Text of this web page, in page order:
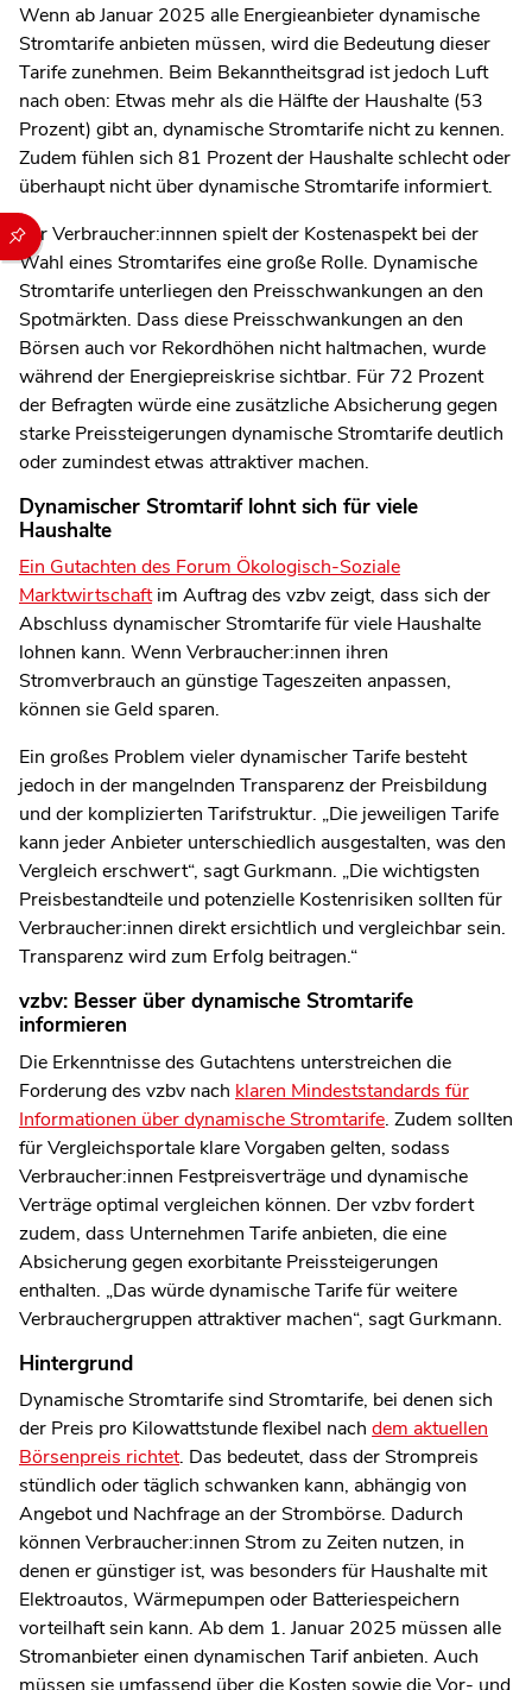
Durch die folgenden Buttons können Sie direkt auf einen
Wenn ab Januar 2025 alle Energieanbieter dynamische
Stromtarife anbieten müssen, wird die Bedeutung dieser
Tarife zunehmen. Beim Bekanntheitsgrad ist jedoch Luft
nach oben: Etwas mehr als die Hälfte der Haushalte (53
Prozent) gibt an, dynamische Stromtarife nicht zu kennen.
Zudem fühlen sich 81 Prozent der Haushalte schlecht oder
überhaupt nicht über dynamische Stromtarife informiert.
Für Verbraucher:innnen spielt der Kostenaspekt bei der
Wahl eines Stromtarifes eine große Rolle. Dynamische
Stromtarife unterliegen den Preisschwankungen an den
Spotmärkten. Dass diese Preisschwankungen an den
Börsen auch vor Rekordhöhen nicht haltmachen, wurde
während der Energiepreiskrise sichtbar. Für 72 Prozent
der Befragten würde eine zusätzliche Absicherung gegen
starke Preissteigerungen dynamische Stromtarife deutlich
oder zumindest etwas attraktiver machen.
Dynamischer Stromtarif lohnt sich für viele
Haushalte
Ein Gutachten des Forum Ökologisch-Soziale
Marktwirtschaftim Auftrag des vzbv zeigt, dass sich der
Abschluss dynamischer Stromtarife für viele Haushalte
lohnen kann. Wenn Verbraucher:innen ihren
Stromverbrauch an günstige Tageszeiten anpassen,
können sie Geld sparen.
Ein großes Problem vieler dynamischer Tarife besteht
jedoch in der mangelnden Transparenz der Preisbildung
und der komplizierten Tarifstruktur. „Die jeweiligen Tarife
kann jeder Anbieter unterschiedlich ausgestalten, was den
Vergleich erschwert“, sagt Gurkmann. „Die wichtigsten
Preisbestandteile und potenzielle Kostenrisiken sollten für
Verbraucher:innen direkt ersichtlich und vergleichbar sein.
Transparenz wird zum Erfolg beitragen.“
vzbv: Besser über dynamische Stromtarife
informieren
Die Erkenntnisse des Gutachtens unterstreichen die
Forderung des vzbv nach klaren Mindeststandards für
Informationen über dynamische Stromtarife. Zudem sollten
für Vergleichsportale klare Vorgaben gelten, sodass
Verbraucher:innen Festpreisverträge und dynamische
Verträge optimal vergleichen können. Der vzbv fordert
zudem, dass Unternehmen Tarife anbieten, die eine
Absicherung gegen exorbitante Preissteigerungen
enthalten. „Das würde dynamische Tarife für weitere
Verbrauchergruppen attraktiver machen“, sagt Gurkmann.
Hintergrund
Dynamische Stromtarife sind Stromtarife, bei denen sich
der Preis pro Kilowattstunde flexibel nach dem aktuellen
Börsenpreis richtet. Das bedeutet, dass der Strompreis
stündlich oder täglich schwanken kann, abhängig von
Angebot und Nachfrage an der Strombörse. Dadurch
können Verbraucher:innen Strom zu Zeiten nutzen, in
denen er günstiger ist, was besonders für Haushalte mit
Elektroautos, Wärmepumpen oder Batteriespeichern
vorteilhaft sein kann. Ab dem 1. Januar 2025 müssen alle
Stromanbieter einen dynamischen Tarif anbieten. Auch